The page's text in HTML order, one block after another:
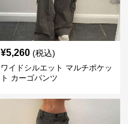
¥5,260 (税込)
ワイドシルエット マルチポケッ
ト カーゴパンツ